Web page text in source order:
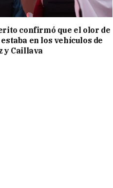
confirmó que el olor de
en los vehículos de
y Caillava